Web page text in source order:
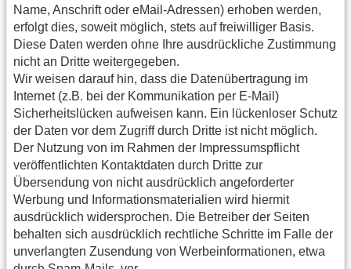
Name, Anschrift oder eMail-Adressen) erhoben werden,
erfolgt dies, soweit möglich, stets auf freiwilliger Basis.
Diese Daten werden ohne Ihre ausdrückliche Zustimmung
nicht an Dritte weitergegeben.
Wir weisen darauf hin, dass die Datenübertragung im
Internet (z.B. bei der Kommunikation per E-Mail)
Sicherheitslücken aufweisen kann. Ein lückenloser Schutz
der Daten vor dem Zugriff durch Dritte ist nicht möglich.
Der Nutzung von im Rahmen der Impressumspflicht
veröffentlichten Kontaktdaten durch Dritte zur
Übersendung von nicht ausdrücklich angeforderter
Werbung und Informationsmaterialien wird hiermit
ausdrücklich widersprochen. Die Betreiber der Seiten
behalten sich ausdrücklich rechtliche Schritte im Falle der
unverlangten Zusendung von Werbeinformationen, etwa